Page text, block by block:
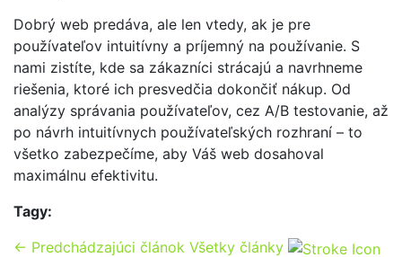
Dobrý web predáva, ale len vtedy, ak je pre
používateľov intuitívny a príjemný na používanie. S
nami zistíte, kde sa zákazníci strácajú a navrhneme
riešenia, ktoré ich presvedčia dokončiť nákup. Od
analýzy správania používateľov, cez A/B testovanie, až
po návrh intuitívnych používateľských rozhraní – to
všetko zabezpečíme, aby Váš web dosahoval
maximálnu efektivitu.
Tagy:
← Predchádzajúci článok Všetky články